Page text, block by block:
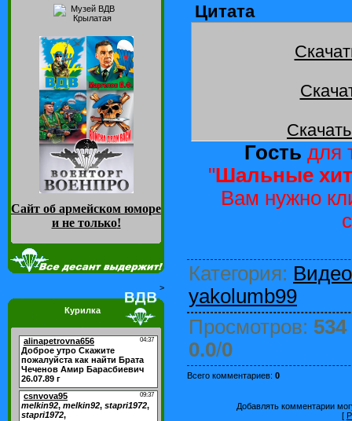
Сайт об армейском юморе
и не только!
>
Курилка
Цитата
Гость для
"Шальные
Вам нужно
Категория: Видео
yakolumb99
Просмотров: 534
0.0/0
Всего комментариев: 0
Добавлять комментарии
[